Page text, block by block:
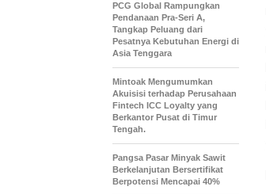
PCG Global Rampungkan
Pendanaan Pra-Seri A,
Tangkap Peluang dari
Pesatnya Kebutuhan Energi di
Asia Tenggara
Mintoak Mengumumkan
Akuisisi terhadap Perusahaan
Fintech ICC Loyalty yang
Berkantor Pusat di Timur
Tengah.
Pangsa Pasar Minyak Sawit
Berkelanjutan Bersertifikat
Berpotensi Mencapai 40%